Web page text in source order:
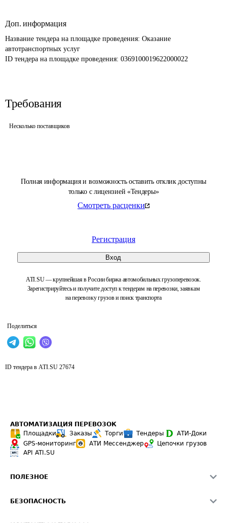
Полная информация и возможность оставить отклик доступны
только с лицензией «Тендеры»
Смотреть расценки
Регистрация
Вход
ATI.SU — крупнейшая в России биржа автомобильных грузоперевозок.
Зарегистрируйтесь и получите доступ к тендерам на перевозки, заявкам
на перевозку грузов и поиск транспорта
Поделиться
Доп. информация
Название тендера на площадке проведения: Оказание
автотранспортных услуг
ID тендера на площадке проведения: 0369100019622000022
Требования
Несколько поставщиков
ID тендера в ATI.SU 27674
АВТОМАТИЗАЦИЯ ПЕРЕВОЗОК
Площадки
Заказы Торги Тендеры
АТИ-Доки
GPS-мониторинг
АТИ Мессенджер
Цепочки грузов
API ATI.SU
ПОЛЕЗНОЕ
Звезды ATI.SU на вашем сайте
БЕЗОПАСНОСТЬ